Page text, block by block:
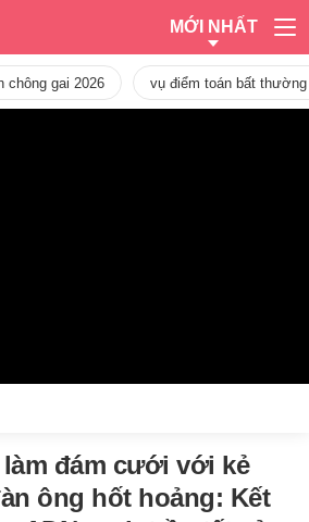
MỚI NHẤT
chông gai 2026 vụ điểm toán bất
đám cưới với kẻ
ông hốt hoảng: Kết